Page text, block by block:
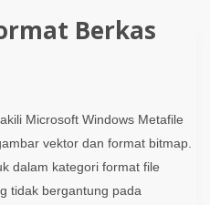
Berkas
Microsoft Windows Metafile
vektor dan format bitmap.
dalam kategori format file
tidak bergantung pada